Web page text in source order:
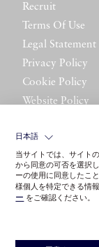
Recruit
Terms Of Use
Legal Statement
Privacy Policy
Cookie Policy
Website Policy
日本語
当サイトでは、サイト
から同意の可否を選択
ーの使用に同意したこ
様個人を特定できる情
ー をご確認ください。